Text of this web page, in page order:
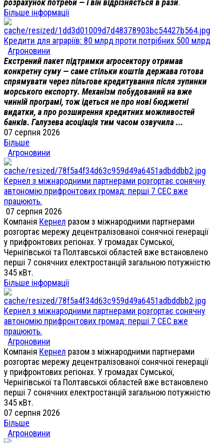
розрахунок потреби — і він відрізняється в рази.
Більше інформації
Кредити для аграріїв: 80 млрд проти потрібних 500 млрд
Агроновини
Екстрений пакет підтримки агросектору отримав
конкретну суму — саме стільки коштів держава готова
спрямувати через пільгове кредитування після зупинки
морського експорту. Механізм побудований на вже
чинній програмі, тож ідеться не про нові бюджетні
видатки, а про розширення кредитних можливостей
банків. Галузева асоціація тим часом озвучила ...
07 серпня 2026
Більше
Агроновини
Кернел з міжнародними партнерами розгортає сонячну
автономію прифронтових громад: перші 7 СЕС вже
працюють.
07 серпня 2026
Компанія Кернел разом з міжнародними партнерами
розгортає мережу децентралізованої сонячної генерації
у прифронтових регіонах. У громадах Сумської,
Чернігівської та Полтавської областей вже встановлено
перші 7 сонячних електростанцій загальною потужністю
345 кВт.
Більше інформації
Кернел з міжнародними партнерами розгортає сонячну
автономію прифронтових громад: перші 7 СЕС вже
працюють.
Агроновини
Компанія Кернел разом з міжнародними партнерами
розгортає мережу децентралізованої сонячної генерації
у прифронтових регіонах. У громадах Сумської,
Чернігівської та Полтавської областей вже встановлено
перші 7 сонячних електростанцій загальною потужністю
345 кВт.
07 серпня 2026
Більше
Агроновини